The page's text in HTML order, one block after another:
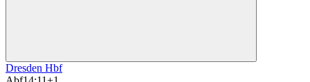
Dresden Hbf